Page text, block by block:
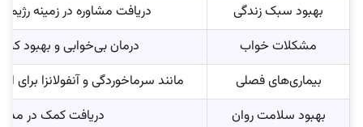
بهبود سبک زندگی
دریافت مشاوره در زمینه
مشکلات خواب
درمان بی‌خوابی و بهبود
بیماری‌های فصلی
مانند سرماخوردگی و آنفولانزا
بهبود سلامت روان
دریافت کمک در